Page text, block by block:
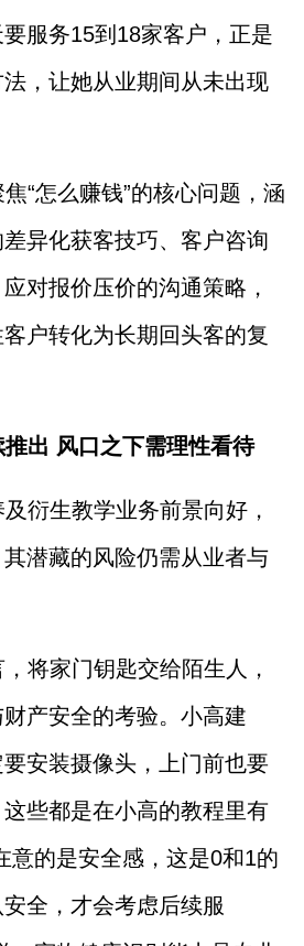
服务15到18家客户，正是
，让她从业期间从未出现
“怎么赚钱”的核心问题，涵
异化获客技巧、客户咨询
对报价压价的沟通策略，
户转化为长期回头客的复
出 风口之下需理性看待
衍生教学业务前景向好，
潜藏的风险仍需从业者与
将家门钥匙交给陌生人，
产安全的考验。小高建
安装摄像头，上门前也要
些都是在小高的教程里有
意的是安全感，这是0和1的
全，才会考虑后续服